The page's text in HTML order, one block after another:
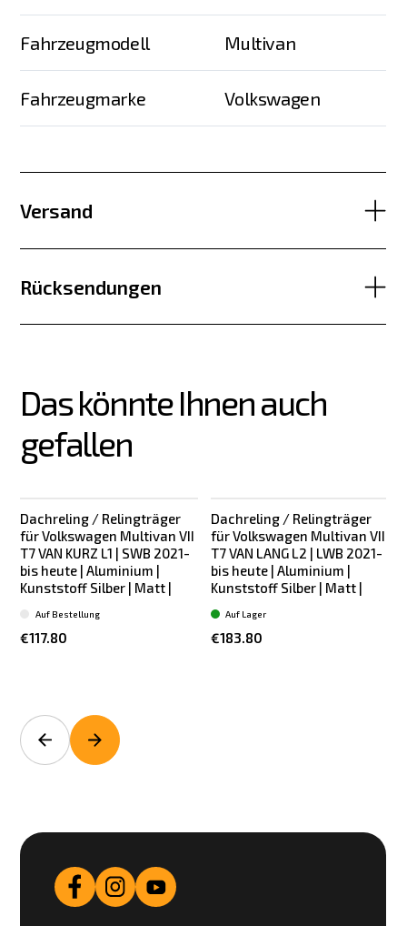
Fahrzeugmodell Multivan
Fahrzeugmarke Volkswagen
Versand
Rücksendungen
Das könnte Ihnen auch
gefallen
Dachreling / Relingträger
für Volkswagen Multivan VII
T7 VAN KURZ L1 | SWB 2021-
bis heute | Aluminium |
Kunststoff Silber | Matt |
€117.80
Auf Bestellung
Dachreling / Relingträger
für Volkswagen Multivan VII
T7 VAN LANG L2 | LWB 2021-
bis heute | Aluminium |
Kunststoff Silber | Matt |
€183.80
Auf Lager